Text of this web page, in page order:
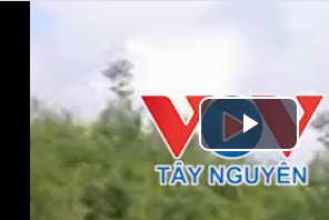
Play